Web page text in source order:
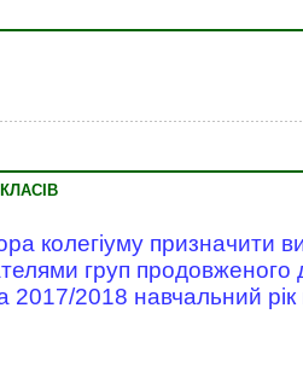
колегіуму призначити
груп продовженого
2017/2018 навчальний рік